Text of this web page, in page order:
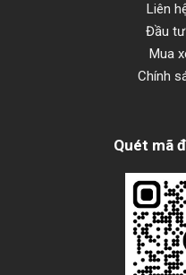
Liên
Đầu tư
Mua
Chính
Quét mã